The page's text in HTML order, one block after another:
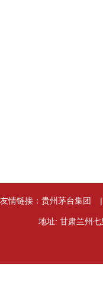
友情链接： 贵州茅台集团 |
地址: 甘肃兰州